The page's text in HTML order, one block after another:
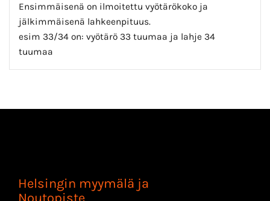
Ensimmäisenä on ilmoitettu vyötärökoko ja
jälkimmäisenä lahkeenpituus.
esim 33/34 on: vyötärö 33 tuumaa ja lahje 34
tuumaa
Helsingin myymälä ja
Noutopiste